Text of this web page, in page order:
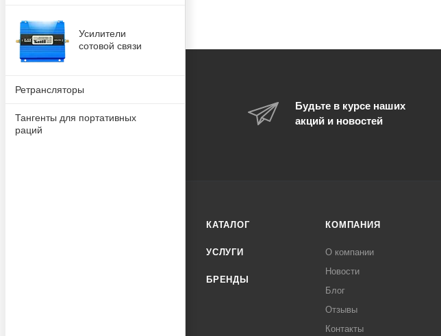
Усилители
сотовой связи
Ретрансляторы
Тангенты для портативных
раций
Будьте в курсе наших
акций и новостей
КАТАЛОГ
УСЛУГИ
БРЕНДЫ
КОМПАНИЯ
О компании
Новости
Блог
Отзывы
Контакты